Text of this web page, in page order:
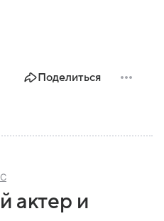
Поделиться
актер и